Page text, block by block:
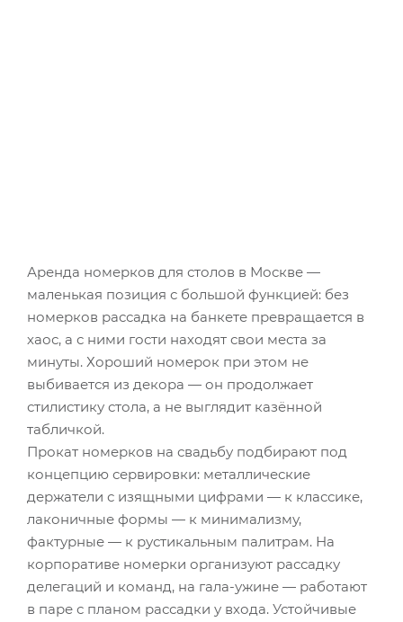
Аренда номерков для столов в Москве —
маленькая позиция с большой функцией: без
номерков рассадка на банкете превращается в
хаос, а с ними гости находят свои места за
минуты. Хороший номерок при этом не
выбивается из декора — он продолжает
стилистику стола, а не выглядит казённой
табличкой.
Прокат номерков на свадьбу подбирают под
концепцию сервировки: металлические
держатели с изящными цифрами — к классике,
лаконичные формы — к минимализму,
фактурные — к рустикальным палитрам. На
корпоративе номерки организуют рассадку
делегаций и команд, на гала-ужине — работают
в паре с планом рассадки у входа. Устойчивые